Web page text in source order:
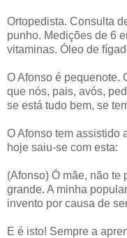
Ortopedista. Consulta
punho. Medições de 6
vitaminas. Óleo de
O Afonso é pequenote.
que nós, pais, avós,
se está tudo bem, se
O Afonso tem assistido
hoje saiu-se com esta:
(Afonso) Ó mãe, não te
grande. A minha
invento por causa de
E é isto! Sempre a